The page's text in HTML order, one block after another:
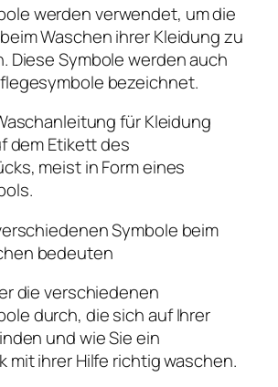
werden verwendet, um die
Waschen ihrer Kleidung zu
Diese Symbole werden auch
bezeichnet.
für Kleidung
dem Etikett des
meist in Form eines
Symbole beim
bedeuten
die verschiedenen
durch, die sich auf Ihrer
und wie Sie ein
mit ihrer Hilfe richtig waschen.